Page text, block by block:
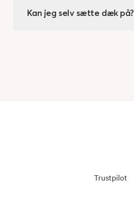
Kan jeg selv sætte dæk på?
Trustpilot